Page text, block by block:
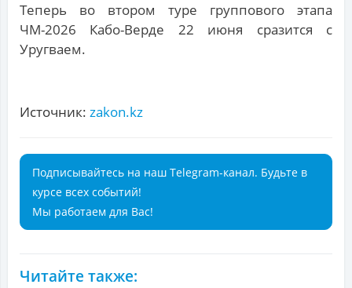
Теперь во втором туре группового этапа
ЧМ-2026 Кабо-Верде 22 июня сразится с
Уругваем.
Источник: zakon.kz
Подписывайтесь на наш Telegram-канал. Будьте в
курсе всех событий!
Мы работаем для Вас!
Читайте также: